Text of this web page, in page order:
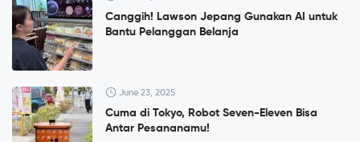
Canggih! Lawson Jepang Gunakan AI untuk
Bantu Pelanggan Belanja
June 23, 2025
Cuma di Tokyo, Robot Seven-Eleven Bisa
Antar Pesananamu!